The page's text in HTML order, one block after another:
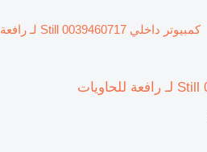
كمبيوتر داخلي Still 0039460717 لـ رافعة